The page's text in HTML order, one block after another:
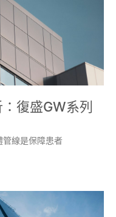
復盛GW系列
管線是保障患者